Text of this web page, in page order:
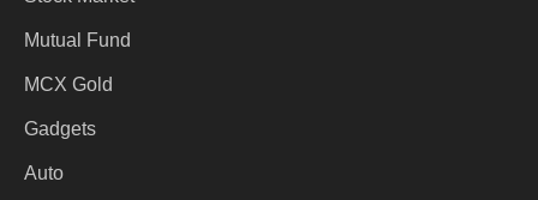
Mutual Fund
MCX Gold
Gadgets
Auto